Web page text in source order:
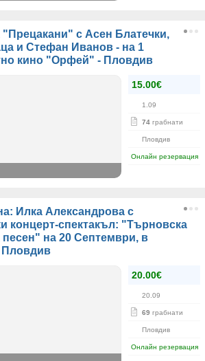
с Асен Блатечки,
и Стефан Иванов - на 1
кино "Орфей" - Пловдив
15.00€
1.09
74 грабнати
Пловдив
Онлайн резервация
Илка Александрова с
концерт-спектакъл: "Търновска
песен" на 20 Септември, в
Пловдив
20.00€
20.09
69 грабнати
Пловдив
Онлайн резервация